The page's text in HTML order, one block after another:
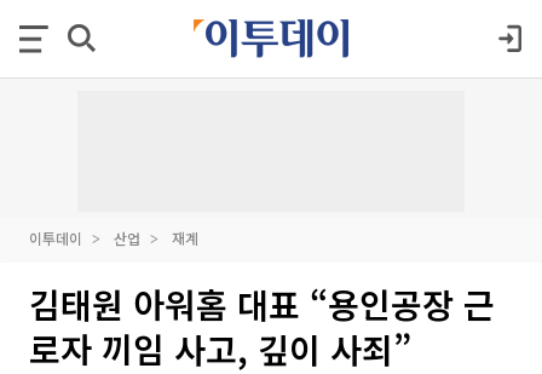
이투데이 산업 재계
김태원 아워홈 대표 “용인공장 근
로자 끼임 사고, 깊이 사죄”